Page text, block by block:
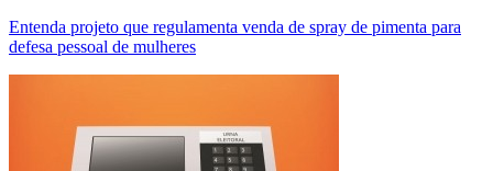
Entenda projeto que regulamenta venda de spray de pimenta para
defesa pessoal de mulheres